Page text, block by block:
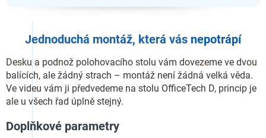
Jednoduchá montáž, která vás nepotrápí
Desku a podnož polohovacího stolu vám dovezeme ve dvou
balících, ale žádný strach – montáž není žádná velká věda.
Ve videu vám ji předvedeme na stolu OfficeTech D, princip je
ale u všech řad úplně stejný.
Doplňkové parametry